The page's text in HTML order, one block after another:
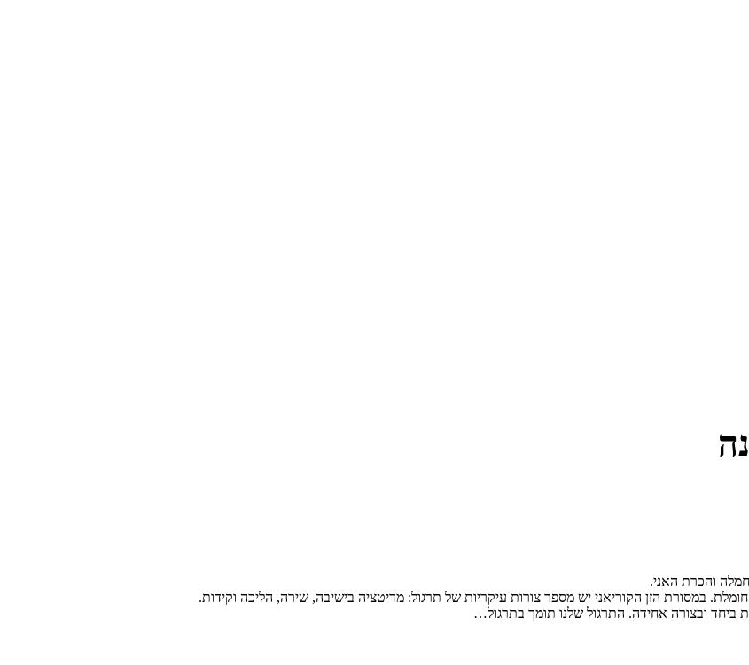
והכרת האני.
במסורת הזן הקוריאני יש מספר צורות עיקריות של תרגול: מדיטציה בישיבה, שירה, הליכה וקידות.
ביחד ובצורה אחידה. התרגול שלנו תומך בתרגול…